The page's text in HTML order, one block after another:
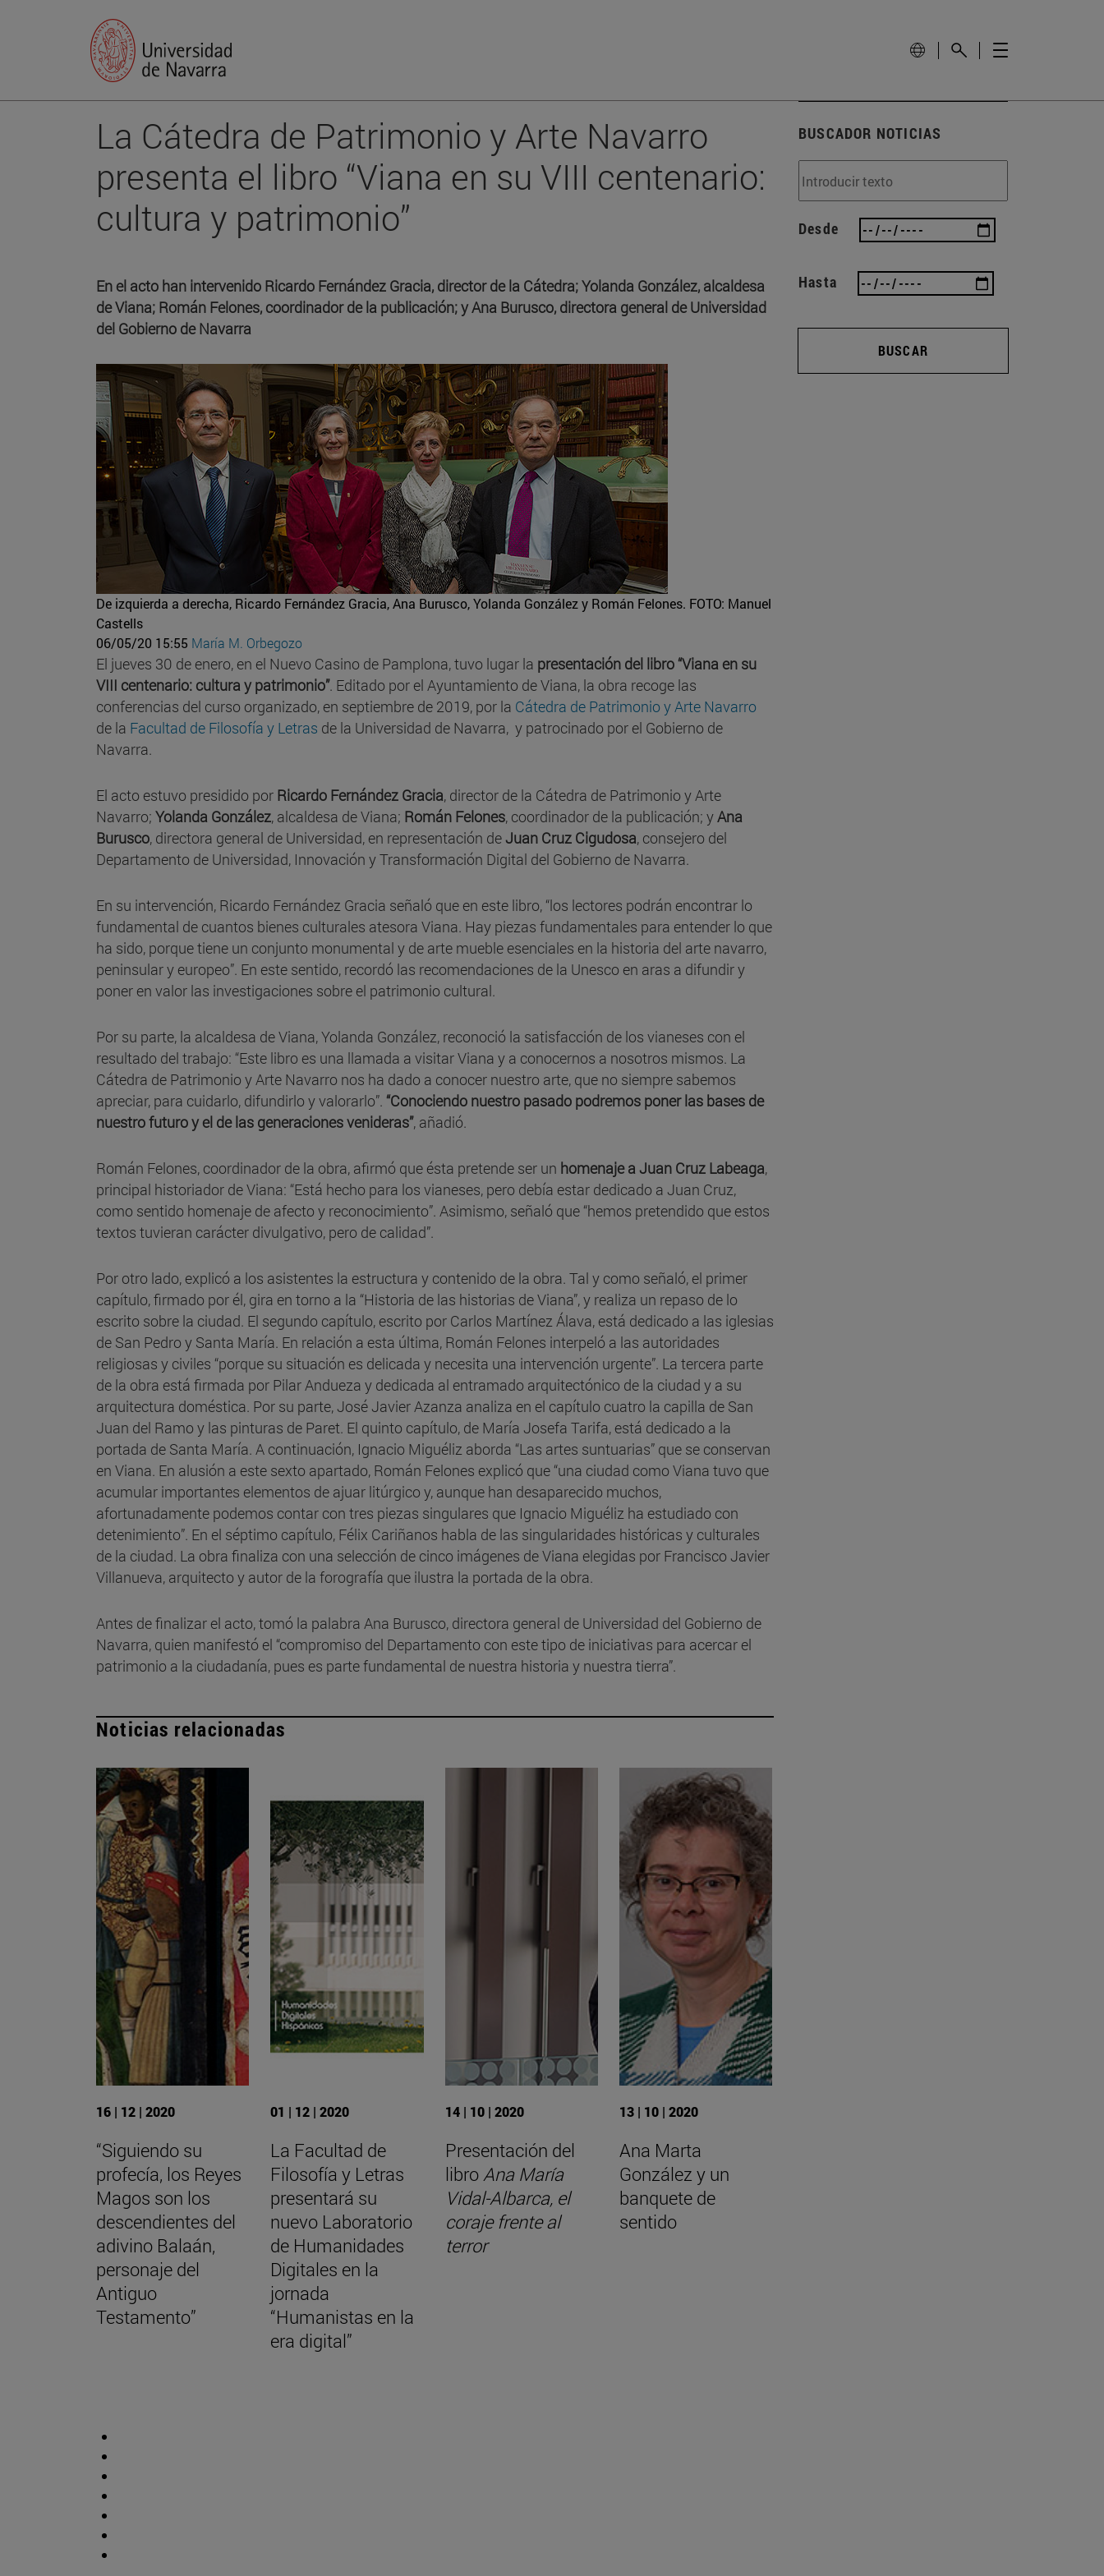
La Cátedra de Patrimonio y Arte Navarro
presenta el libro “Viana en su VIII centenario:
cultura y patrimonio”
En el acto han intervenido Ricardo Fernández Gracia, director de la Cátedra; Yolanda González, alcaldesa
de Viana; Román Felones, coordinador de la publicación; y Ana Burusco, directora general de Universidad
del Gobierno de Navarra
De izquierda a derecha, Ricardo Fernández Gracia, Ana Burusco, Yolanda González y Román Felones. FOTO: Manuel
Castells
06/05/20 15:55 María M. Orbegozo
El jueves 30 de enero, en el Nuevo Casino de Pamplona, tuvo lugar la presentación del libro “Viana en su
VIII centenario: cultura y patrimonio”. Editado por el Ayuntamiento de Viana, la obra recoge las
conferencias del curso organizado, en septiembre de 2019, por la Cátedra de Patrimonio y Arte Navarro
de la Facultad de Filosofía y Letras de la Universidad de Navarra, y patrocinado por el Gobierno de
Navarra.
El acto estuvo presidido por Ricardo Fernández Gracia, director de la Cátedra de Patrimonio y Arte
Navarro; Yolanda González, alcaldesa de Viana; Román Felones, coordinador de la publicación; yAna
Burusco, directora general de Universidad, en representación deJuan Cruz Cigudosa, consejero del
Departamento de Universidad, Innovación y Transformación Digital del Gobierno de Navarra.
En su intervención, Ricardo Fernández Gracia señaló que en este libro, “los lectores podrán encontrar lo
fundamental de cuantos bienes culturales atesora Viana. Hay piezas fundamentales para entender lo que
ha sido, porque tiene un conjunto monumental y de arte mueble esenciales en la historia del arte navarro,
peninsular y europeo”. En este sentido, recordó las recomendaciones de la Unesco en aras a difundir y
poner en valor las investigaciones sobre el patrimonio cultural.
Por su parte, la alcaldesa de Viana, Yolanda González, reconoció la satisfacción de los vianeses con el
resultado del trabajo: “Este libro es una llamada a visitar Viana y a conocernos a nosotros mismos. La
Cátedra de Patrimonio y Arte Navarro nos ha dado a conocer nuestro arte, que no siempre sabemos
apreciar, para cuidarlo, difundirlo y valorarlo”. “Conociendo nuestro pasado podremos poner las bases de
nuestro futuro y el de las generaciones venideras”, añadió.
Román Felones, coordinador de la obra, afirmó que ésta pretende ser un homenaje a Juan Cruz Labeaga,
principal historiador de Viana: “Está hecho para los vianeses, pero debía estar dedicado a Juan Cruz,
como sentido homenaje de afecto y reconocimiento”. Asimismo, señaló que “hemos pretendido que estos
textos tuvieran carácter divulgativo, pero de calidad”.
Por otro lado, explicó a los asistentes la estructura y contenido de la obra. Tal y como señaló, el primer
capítulo, firmado por él, gira en torno a la “Historia de las historias de Viana”, y realiza un repaso de lo
escrito sobre la ciudad. El segundo capítulo, escrito por Carlos Martínez Álava, está dedicado a las iglesias
de San Pedro y Santa María. En relación a esta última, Román Felones interpeló a las autoridades
religiosas y civiles “porque su situación es delicada y necesita una intervención urgente”. La tercera parte
de la obra está firmada por Pilar Andueza y dedicada al entramado arquitectónico de la ciudad y a su
arquitectura doméstica. Por su parte, José Javier Azanza analiza en el capítulo cuatro la capilla de San
Juan del Ramo y las pinturas de Paret. El quinto capítulo, de María Josefa Tarifa, está dedicado a la
portada de Santa María. A continuación, Ignacio Miguéliz aborda “Las artes suntuarias” que se conservan
en Viana. En alusión a este sexto apartado, Román Felones explicó que “una ciudad como Viana tuvo que
acumular importantes elementos de ajuar litúrgico y, aunque han desaparecido muchos,
afortunadamente podemos contar con tres piezas singulares que Ignacio Miguéliz ha estudiado con
detenimiento”. En el séptimo capítulo, Félix Cariñanos habla de las singularidades históricas y culturales
de la ciudad. La obra finaliza con una selección de cinco imágenes de Viana elegidas por Francisco Javier
Villanueva, arquitecto y autor de la forografía que ilustra la portada de la obra.
Antes de finalizar el acto, tomó la palabra Ana Burusco, directora general de Universidad del Gobierno de
Navarra, quien manifestó el “compromiso del Departamento con este tipo de iniciativas para acercar el
patrimonio a la ciudadanía, pues es parte fundamental de nuestra historia y nuestra tierra”.
Noticias relacionadas
16 | 12 | 2020
“Siguiendo su
profecía, los Reyes
Magos son los
descendientes del
adivino Balaán,
personaje del
Antiguo
Testamento”
01 | 12 | 2020
La Facultad de
Filosofía y Letras
presentará su
nuevo Laboratorio
de Humanidades
Digitales en la
jornada
“Humanistas en la
era digital”
14 | 10 | 2020
Presentación del
libroAna María
Vidal-Albarca, el
coraje frente al
terror
13 | 10 | 2020
Ana Marta
González y un
banquete de
sentido
BUSCADOR NOTICIAS
Desde
Hasta
BUSCAR